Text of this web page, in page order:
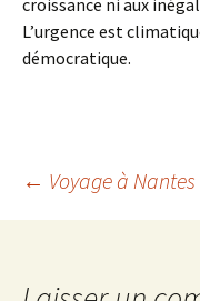
croissance ni aux
L’urgence est
démocratique.
← Voyage à Nantes